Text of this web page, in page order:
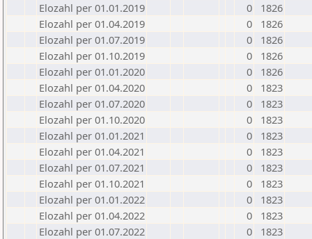
Elozahl per 01.01.2019
0
1826
Elozahl per 01.04.2019
0
1826
Elozahl per 01.07.2019
0
1826
Elozahl per 01.10.2019
0
1826
Elozahl per 01.01.2020
0
1826
Elozahl per 01.04.2020
0
1823
Elozahl per 01.07.2020
0
1823
Elozahl per 01.10.2020
0
1823
Elozahl per 01.01.2021
0
1823
Elozahl per 01.04.2021
0
1823
Elozahl per 01.07.2021
0
1823
Elozahl per 01.10.2021
0
1823
Elozahl per 01.01.2022
0
1823
Elozahl per 01.04.2022
0
1823
Elozahl per 01.07.2022
0
1823